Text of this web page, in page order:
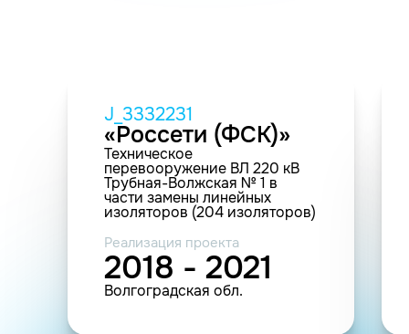
J_3332231
«Россети (ФСК)»
Техническое
перевооружение ВЛ 220 кВ
Трубная-Волжская № 1 в
части замены линейных
изоляторов (204 изоляторов)
Реализация проекта
2018 - 2021
Волгоградская обл.